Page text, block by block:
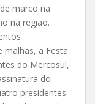
marco na
na região.
a Festa
do Mercosul,
do
presidentes